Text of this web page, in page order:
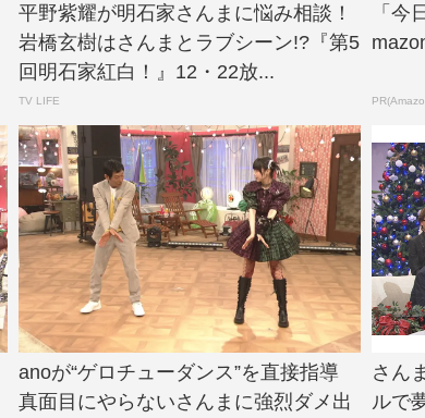
平野紫耀が明石家さんまに悩み相談！
岩橋玄樹はさんまとラブシーン!?『第5
回明石家紅白！』12・22放...
TV LIFE
「今
anoが“ゲロチューダンス”を直接指導
真面目にやらないさんまに強烈ダメ出
さん
ルで